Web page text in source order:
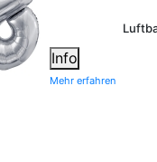
Info
Mehr erfahren